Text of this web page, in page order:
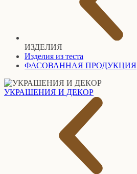
ИЗДЕЛИЯ
Изделия из теста
ФАСОВАННАЯ ПРОДУКЦИЯ
УКРАШЕНИЯ И ДЕКОР